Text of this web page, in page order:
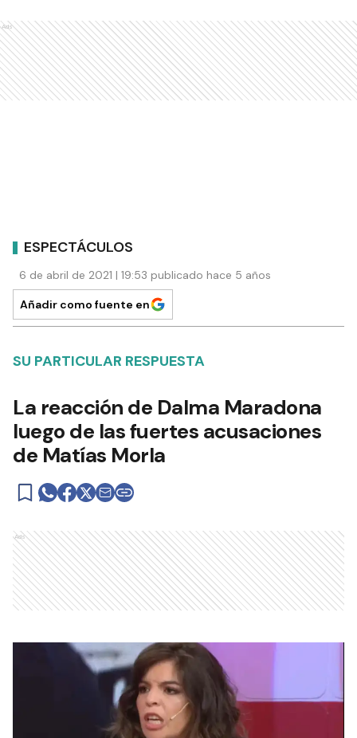
Ads
ESPECTÁCULOS
6 de abril de 2021 | 19:53 publicado hace 5 años
Añadir como fuente en
SU PARTICULAR RESPUESTA
La reacción de Dalma Maradona
luego de las fuertes acusaciones
de Matías Morla
Ads